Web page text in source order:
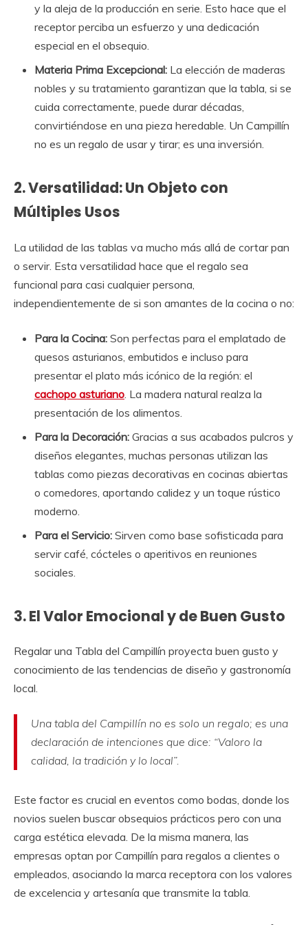
y la aleja de la producción en serie. Esto hace que el
receptor perciba un esfuerzo y una dedicación
especial en el obsequio.
Materia Prima Excepcional: La elección de maderas
nobles y su tratamiento garantizan que la tabla, si se
cuida correctamente, puede durar décadas,
convirtiéndose en una pieza heredable. Un Campillín
no es un regalo de usar y tirar; es una inversión.
2. Versatilidad: Un Objeto con
Múltiples Usos
La utilidad de las tablas va mucho más allá de cortar pan
o servir. Esta versatilidad hace que el regalo sea
funcional para casi cualquier persona,
independientemente de si son amantes de la cocina o no:
Para la Cocina: Son perfectas para el emplatado de
quesos asturianos, embutidos e incluso para
presentar el plato más icónico de la región: el
cachopo asturiano . La madera natural realza la
presentación de los alimentos.
Para la Decoración: Gracias a sus acabados pulcros y
diseños elegantes, muchas personas utilizan las
tablas como piezas decorativas en cocinas abiertas
o comedores, aportando calidez y un toque rústico
moderno.
Para el Servicio: Sirven como base sofisticada para
servir café, cócteles o aperitivos en reuniones
sociales.
3. El Valor Emocional y de Buen Gusto
Regalar una Tabla del Campillín proyecta buen gusto y
conocimiento de las tendencias de diseño y gastronomía
local.
Una tabla del Campillín no es solo un regalo; es una
declaración de intenciones que dice: “Valoro la
calidad, la tradición y lo local”.
Este factor es crucial en eventos como bodas, donde los
novios suelen buscar obsequios prácticos pero con una
carga estética elevada. De la misma manera, las
empresas optan por Campillín para regalos a clientes o
empleados, asociando la marca receptora con los valores
de excelencia y artesanía que transmite la tabla.